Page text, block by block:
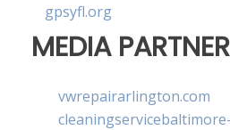
gpsyfl.org
MEDIA
vwrepairarlington.com